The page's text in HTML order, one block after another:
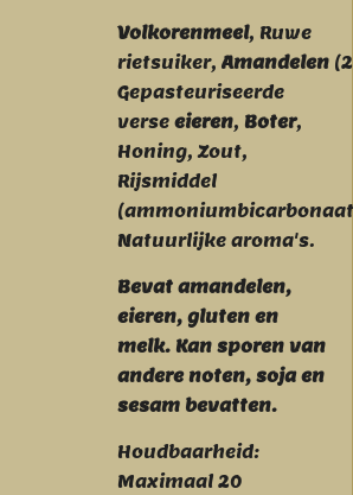
Volkorenmeel, Ruwe
rietsuiker, Amandelen
Gepasteuriseerde
verse eieren, Boter,
Honing, Zout,
Rijsmiddel
Natuurlijke aroma's.
Bevat amandelen,
eieren, gluten en
melk. Kan sporen van
andere noten, soja en
sesam bevatten.
Houdbaarheid:
Maximaal 20